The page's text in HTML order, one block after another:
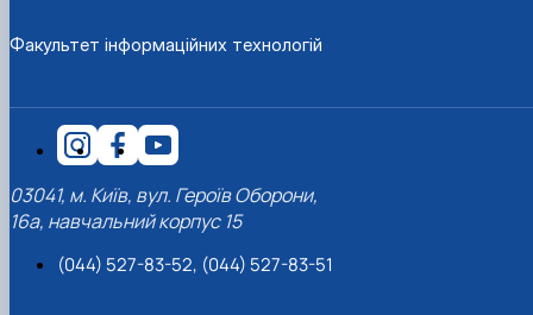
Факультет інформаційних технологій
03041, м. Київ, вул. Героїв Оборони,
16а, навчальний корпус 15
(044) 527-83-52, (044) 527-83-51